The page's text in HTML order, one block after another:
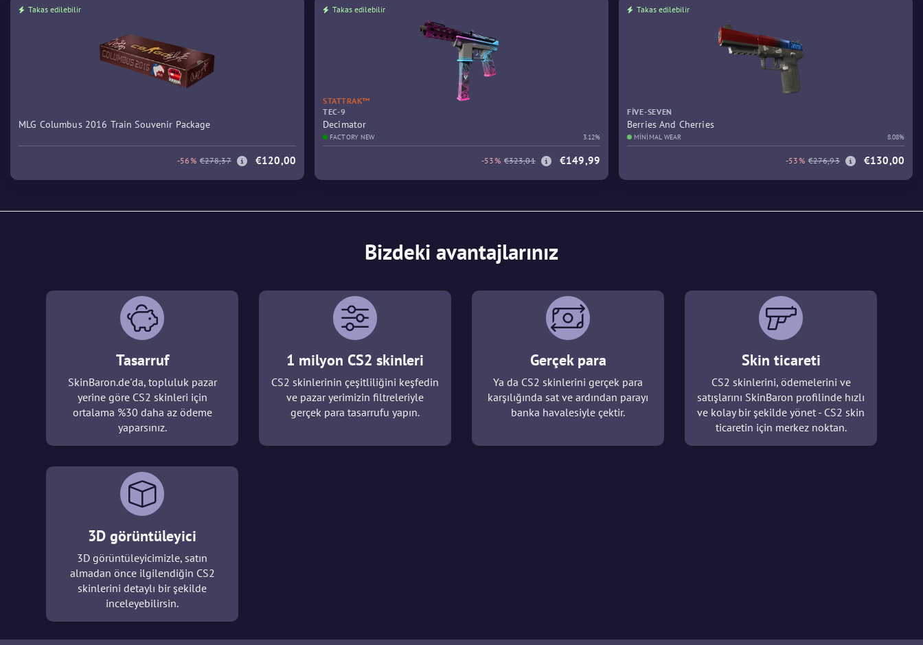
Takas edilebilir
MLG Columbus 2016 Train Souvenir Package
-56% €278,37 €120,00
Takas edilebilir
STATTRAK™
TEC-9
Decimator
FACTORY NEW 3.12%
-53% €323,01 €149,99
Takas edilebilir
FIVE-SEVEN
Berries And Cherries
MINIMAL WEAR 8.08%
-53% €276,93 €130,00
Bizdeki avantajlarınız
Tasarruf
SkinBaron.de'da, topluluk pazar
yerine göre CS2 skinleri için
ortalama %30 daha az ödeme
yaparsınız.
1 milyon CS2 skinleri
CS2 skinlerinin çeşitliliğini keşfedin
ve pazar yerimizin filtreleriyle
gerçek para tasarrufu yapın.
Gerçek para
Ya da CS2 skinlerini gerçek para
karşılığında sat ve ardından parayı
banka havalesiyle çektir.
Skin ticareti
CS2 skinlerini, ödemelerini ve
satışlarını SkinBaron profilinde hızlı
ve kolay bir şekilde yönet - CS2 skin
ticaretin için merkez noktan.
3D görüntüleyici
3D görüntüleyicimizle, satın
almadan önce ilgilendiğin CS2
skinlerini detaylı bir şekilde
inceleyebilirsin.